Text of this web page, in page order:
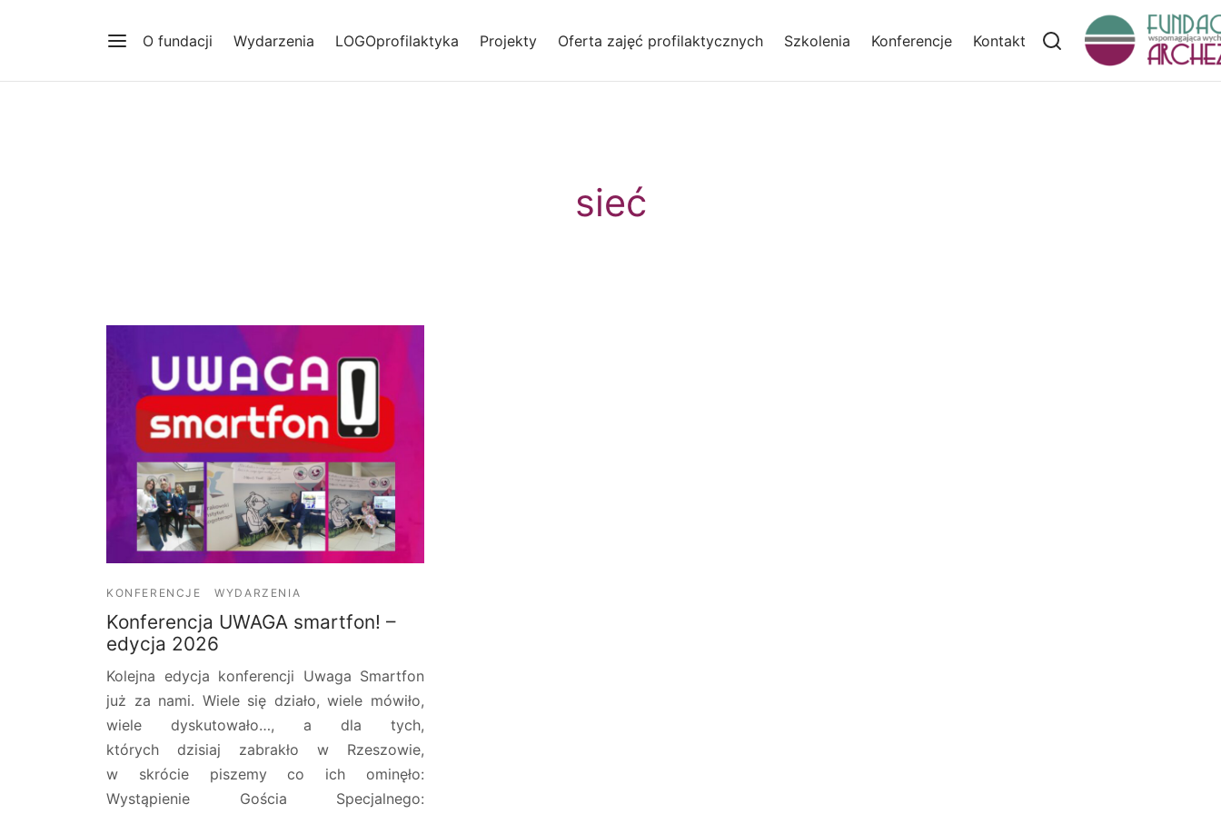
O fundacji Wydarzenia LOGOprofilaktyka Projekty Oferta zajęć profilaktycznych Szkolenia Konferencje Kontakt
sieć
KONFERENCJE WYDARZENIA
Konferencja UWAGA smartfon! –
edycja 2026
Kolejna edycja konferencji Uwaga Smartfon
już za nami. Wiele się działo, wiele mówiło,
wiele dyskutowało…, a dla tych,
których dzisiaj zabrakło w Rzeszowie,
w skrócie piszemy co ich ominęło:
Wystąpienie Gościa Specjalnego: